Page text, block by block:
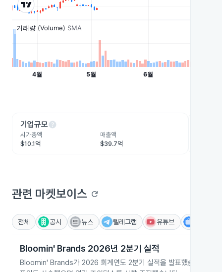
기업규모help
시가총액
$10.1억
매출액
$39.7억
관련 마켓보이스 refresh
전체 공시 뉴스 텔레그램 유튜브
Bloomin' Brands 2026년 2분기 실적
Bloomin' Brands가 2026 회계연도 2분기 실적을 발표했습니다. 총